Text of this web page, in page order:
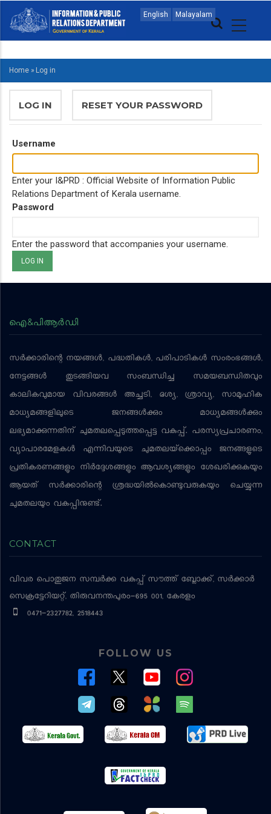
main
English Malayalam
MAIN
NAVIGATION
MALAYALAM
BREADCRUMB
Home » Log in
PRIMARY
TABS
LOG IN (ACTIVERESET YOUR PASSWORD
Username
Enter your I&PRD : Official Website of Information Public
Relations Department of Kerala username.
Password
Enter the password that accompanies your username.
ഐ&പിആര്‍ഡി
സര്‍ക്കാരിന്റെ നയങ്ങള്‍, പദ്ധതികള്‍, പരിപാടികള്‍ സംരംഭങ്ങള്‍,
നേട്ടങ്ങള്‍ തുടങ്ങിയവ സംബന്ധിച്ച സമയബന്ധിതവും
കാലികവുമായ വിവരങ്ങള്‍ അച്ചടി, ദൃശ്യ, ശ്രാവ്യ, സാമൂഹിക
മാധ്യമങ്ങളിലൂടെ ജനങ്ങള്‍ക്കും മാധ്യമങ്ങള്‍ക്കും
ലഭ്യമാക്കുന്നതിന് ചുമതലപ്പെടുത്തപ്പെട്ട വകുപ്പ്. പരസ്യപ്രചാരണം,
വ്യാപാരമേളകള്‍ എന്നിവയുടെ ചുമതലയ്‌ക്കൊപ്പം ജനങ്ങളുടെ
പ്രതികരണങ്ങളും നിര്‍ദ്ദേശങ്ങളും ആവശ്യങ്ങളും ശേഖരിക്കുകയും
ആയത് സര്‍ക്കാരിന്റെ ശ്രദ്ധയില്‍കൊണ്ടുവരുകയും ചെയ്യുന്ന
ചുമതലയും വകുപ്പിനുണ്ട്.
CONTACT
വിവര പൊതുജന സമ്പര്‍ക്ക വകുപ്പ് സൗത്ത് ബ്ലോക്ക്, സര്‍ക്കാര്‍
സെക്രട്ടേറിയറ്റ്, തിരുവനന്തപുരം-695 001, കേരളം
0471-2327782, 2518443
FOLLOW US